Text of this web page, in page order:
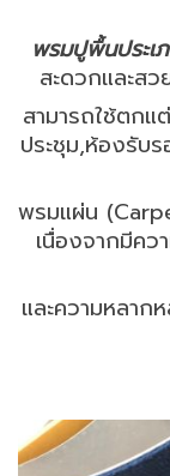
พรมปูพื้นประ
สะดวกและส
สามารถใช้ตก
ประชุม,ห้องรับ
พรมแผ่น
เนื่องจากมีคว
และความหลาก